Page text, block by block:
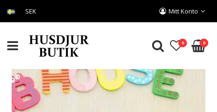
SEK Mitt Konto
0 0